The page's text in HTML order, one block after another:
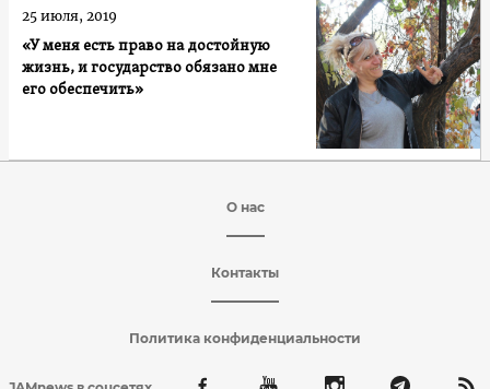
«У меня есть право на достойную
жизнь, и государство обязано мне
его обеспечить»
25 июля, 2019
О нас
Контакты
Политика конфиденциальности